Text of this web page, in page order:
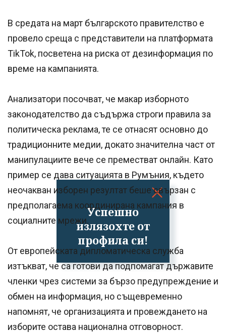
Успешно
излязохте от
профила си!
В средата на март българското правителство е
провело среща с представители на платформата
TikTok, посветена на риска от дезинформация по
време на кампанията.
Анализатори посочват, че макар изборното
законодателство да съдържа строги правила за
политическа реклама, те се отнасят основно до
традиционните медии, докато значителна част от
манипулациите вече се преместват онлайн. Като
пример се дава ситуацията в Румъния, където
неочакван изборен резултат беше свързан с
предполагаема координирана кампания в
социалните мрежи.
От европейската дипломатическа служба
изтъкват, че са готови да подпомагат държавите
членки чрез системи за бързо предупреждение и
обмен на информация, но същевременно
напомнят, че организацията и провеждането на
изборите остава национална отговорност.